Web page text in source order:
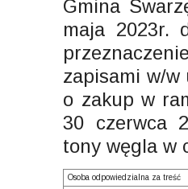
Gmina
maja 2023r.
zapisami w/w
o zakup w
30 czerwca
tony węgla w
Osoba odpowiedzialna za treść